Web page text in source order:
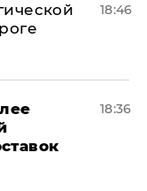
18:46
18:36